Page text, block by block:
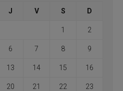
J V S D
1 2
6 7 8 9
13 14 15 16
20 21 22 23